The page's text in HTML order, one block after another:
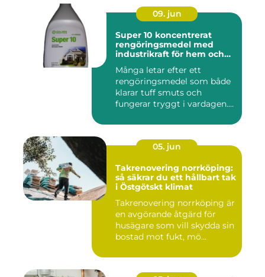
09. jun
Super 10 koncentrerat
rengöringsmedel med
industrikraft för hem och
Många letar efter ett
rengöringsmedel som både
klarar tuff smuts och
fungerar tryggt i vardagen.
05. jun
Takrenovering norrköping:
så säkrar du ett hållbart tak
i Östgötskt klimat
Takrenovering norrköping är
en avgörande åtgärd för
husägare som vill skydda sin
bostad mot fukt, mö...